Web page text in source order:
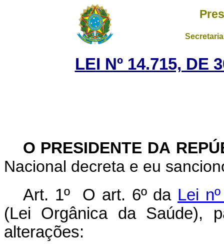
LEI Nº 14.715, DE
O PRESIDENTE DA
Nacional decreta e eu
Art. 1º O art. 6º da Lei
(Lei Orgânica da Saúde),
alterações: